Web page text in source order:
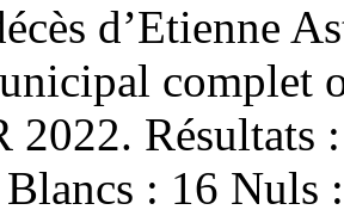
d’Etienne
complet
2022. Résultats
: 16 Nuls